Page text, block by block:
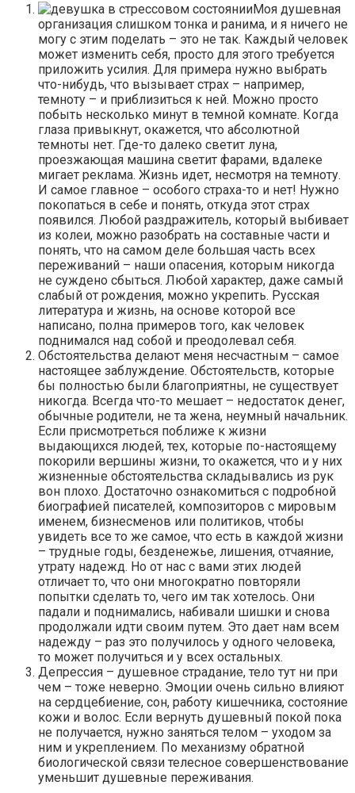
Моя душевная
организация слишком тонка и ранима, и я ничего не
могу с этим поделать – это не так. Каждый человек
может изменить себя, просто для этого требуется
приложить усилия. Для примера нужно выбрать
что-нибудь, что вызывает страх – например,
темноту – и приблизиться к ней. Можно просто
побыть несколько минут в темной комнате. Когда
глаза привыкнут, окажется, что абсолютной
темноты нет. Где-то далеко светит луна,
проезжающая машина светит фарами, вдалеке
мигает реклама. Жизнь идет, несмотря на темноту.
И самое главное – особого страха-то и нет! Нужно
покопаться в себе и понять, откуда этот страх
появился. Любой раздражитель, который выбивает
из колеи, можно разобрать на составные части и
понять, что на самом деле большая часть всех
переживаний – наши опасения, которым никогда
не суждено сбыться. Любой характер, даже самый
слабый от рождения, можно укрепить. Русская
литература и жизнь, на основе которой все
написано, полна примеров того, как человек
поднимался над собой и преодолевал себя.
Обстоятельства делают меня несчастным – самое
настоящее заблуждение. Обстоятельств, которые
бы полностью были благоприятны, не существует
никогда. Всегда что-то мешает – недостаток денег,
обычные родители, не та жена, неумный начальник.
Если присмотреться поближе к жизни
выдающихся людей, тех, которые по-настоящему
покорили вершины жизни, то окажется, что и у них
жизненные обстоятельства складывались из рук
вон плохо. Достаточно ознакомиться с подробной
биографией писателей, композиторов с мировым
именем, бизнесменов или политиков, чтобы
увидеть все то же самое, что есть в каждой жизни
– трудные годы, безденежье, лишения, отчаяние,
утрату надежд. Но от нас с вами этих людей
отличает то, что они многократно повторяли
попытки сделать то, чего им так хотелось. Они
падали и поднимались, набивали шишки и снова
продолжали идти своим путем. Это дает нам всем
надежду – раз это получилось у одного человека,
то может получиться и у всех остальных.
Депрессия – душевное страдание, тело тут ни при
чем – тоже неверно. Эмоции очень сильно влияют
на сердцебиение, сон, работу кишечника, состояние
кожи и волос. Если вернуть душевный покой пока
не получается, нужно заняться телом – уходом за
ним и укреплением. По механизму обратной
биологической связи телесное совершенствование
уменьшит душевные переживания.